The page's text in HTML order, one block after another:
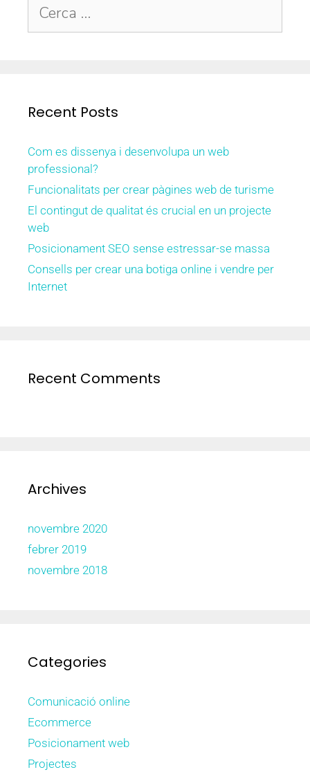
Recent Posts
Com es dissenya i desenvolupa un web
professional?
Funcionalitats per crear pàgines web de turisme
El contingut de qualitat és crucial en un projecte
web
Posicionament SEO sense estressar-se massa
Consells per crear una botiga online i vendre per
Internet
Recent Comments
Archives
novembre 2020
febrer 2019
novembre 2018
Categories
Comunicació online
Ecommerce
Posicionament web
Projectes